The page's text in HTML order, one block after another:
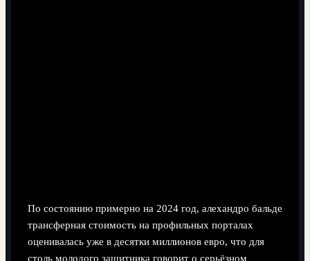
По состоянию примерно на 2024 год, алехандро бальде
трансферная стоимость на профильных порталах
оценивалась уже в десятки миллионов евро, что для
столь молодого защитника говорит о серьёзном